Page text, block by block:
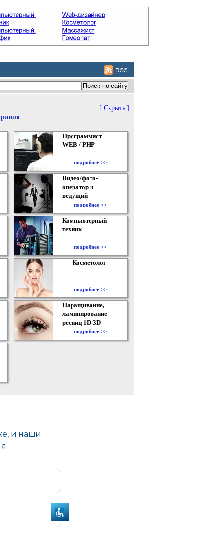
RSS
[ Скрыть ]
Программист
WEB / PHP
подробнее >>
Видео/фото-
оператор и
ведущий
подробнее >>
Компьютерный
техник
подробнее >>
Косметолог
подробнее >>
Наращивание,
ламинирование
ресниц 1D-3D
подробнее >>